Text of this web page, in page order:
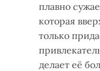
плавно
которая
только
делает её